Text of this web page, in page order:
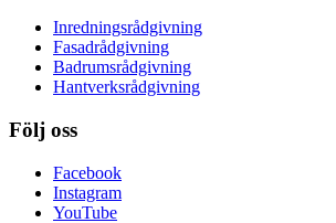
Inredningsrådgivning
Fasadrådgivning
Badrumsrådgivning
Hantverksrådgivning
Följ oss
Facebook
Instagram
YouTube